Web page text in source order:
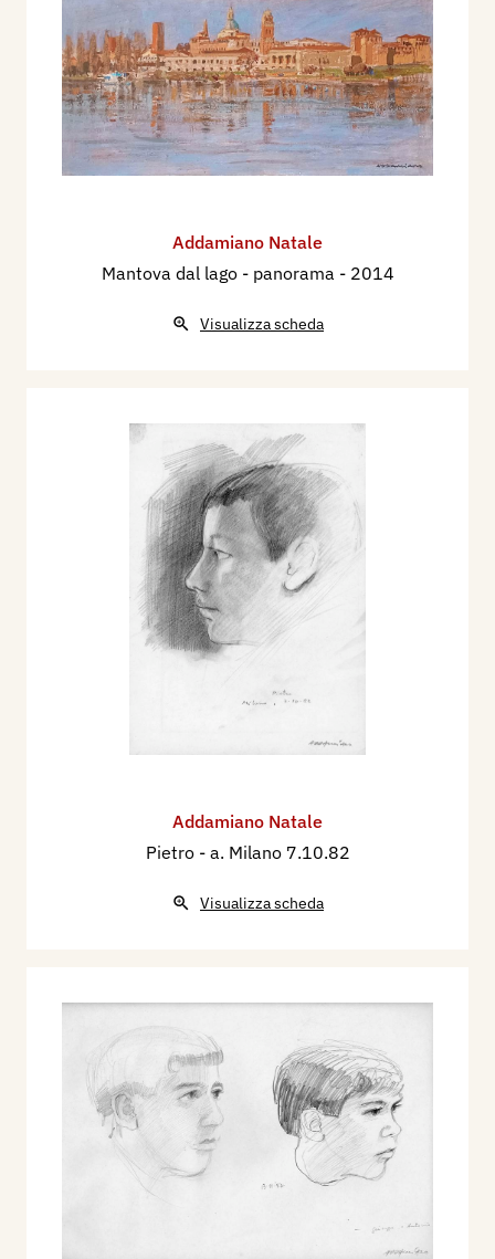
Addamiano Natale
Mantova dal lago - panorama - 2014
Visualizza scheda
Addamiano Natale
Pietro - a. Milano 7.10.82
Visualizza scheda